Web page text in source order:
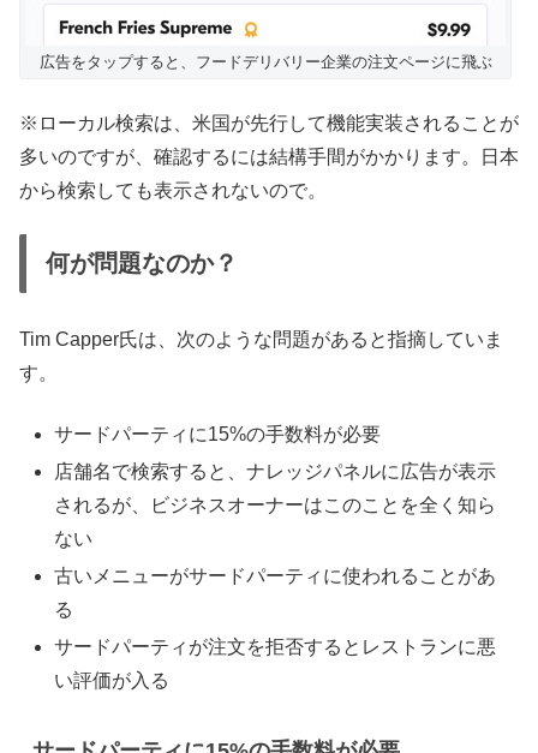
広告をタップすると、フードデリバリー企業の注文ページに飛ぶ
※ローカル検索は、米国が先行して機能実装されることが
多いのですが、確認するには結構手間がかかります。日本
から検索しても表示されないので。
何が問題なのか？
Tim Capper氏は、次のような問題があると指摘していま
す。
サードパーティに15%の手数料が必要
店舗名で検索すると、ナレッジパネルに広告が表示
されるが、ビジネスオーナーはこのことを全く知ら
ない
古いメニューがサードパーティに使われることがあ
る
サードパーティが注文を拒否するとレストランに悪
い評価が入る